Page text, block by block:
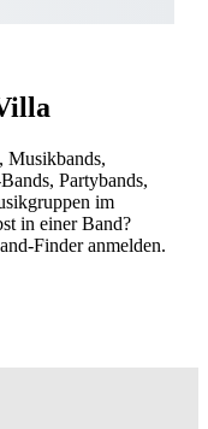
Musikbands,
Partybands,
im
in einer Band?
Finder anmelden.